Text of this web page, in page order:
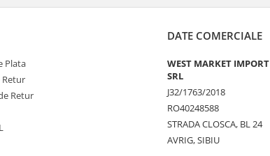
Plata
Retur
Retur
DATE COMERCIALE
WEST MARKET IMPORT
SRL
J32/1763/2018
RO40248588
STRADA CLOSCA, BL 24
AVRIG, SIBIU